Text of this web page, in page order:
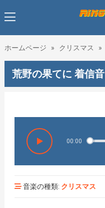
ホームページ » クリスマス »
荒野の果てに 着信音
00:00
音楽の種類: クリスマス